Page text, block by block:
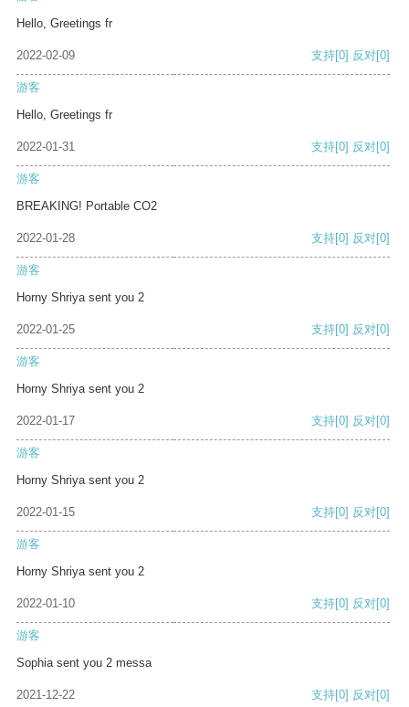
Hello, Greetings fr
2022-02-09 支持[0] 反对[0]
游客
Hello, Greetings fr
2022-01-31 支持[0] 反对[0]
游客
BREAKING! Portable CO2
2022-01-28 支持[0] 反对[0]
游客
Horny Shriya sent you 2
2022-01-25 支持[0] 反对[0]
游客
Horny Shriya sent you 2
2022-01-17 支持[0] 反对[0]
游客
Horny Shriya sent you 2
2022-01-15 支持[0] 反对[0]
游客
Horny Shriya sent you 2
2022-01-10 支持[0] 反对[0]
游客
Sophia sent you 2 messa
2021-12-22 支持[0] 反对[0]